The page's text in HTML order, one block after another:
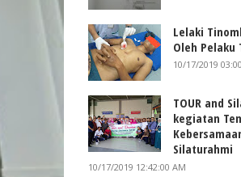
Lelaki
Oleh Pelaku
10/17/2019
TOUR and
kegiatan
Silaturahmi
10/17/2019 12:42:00 AM